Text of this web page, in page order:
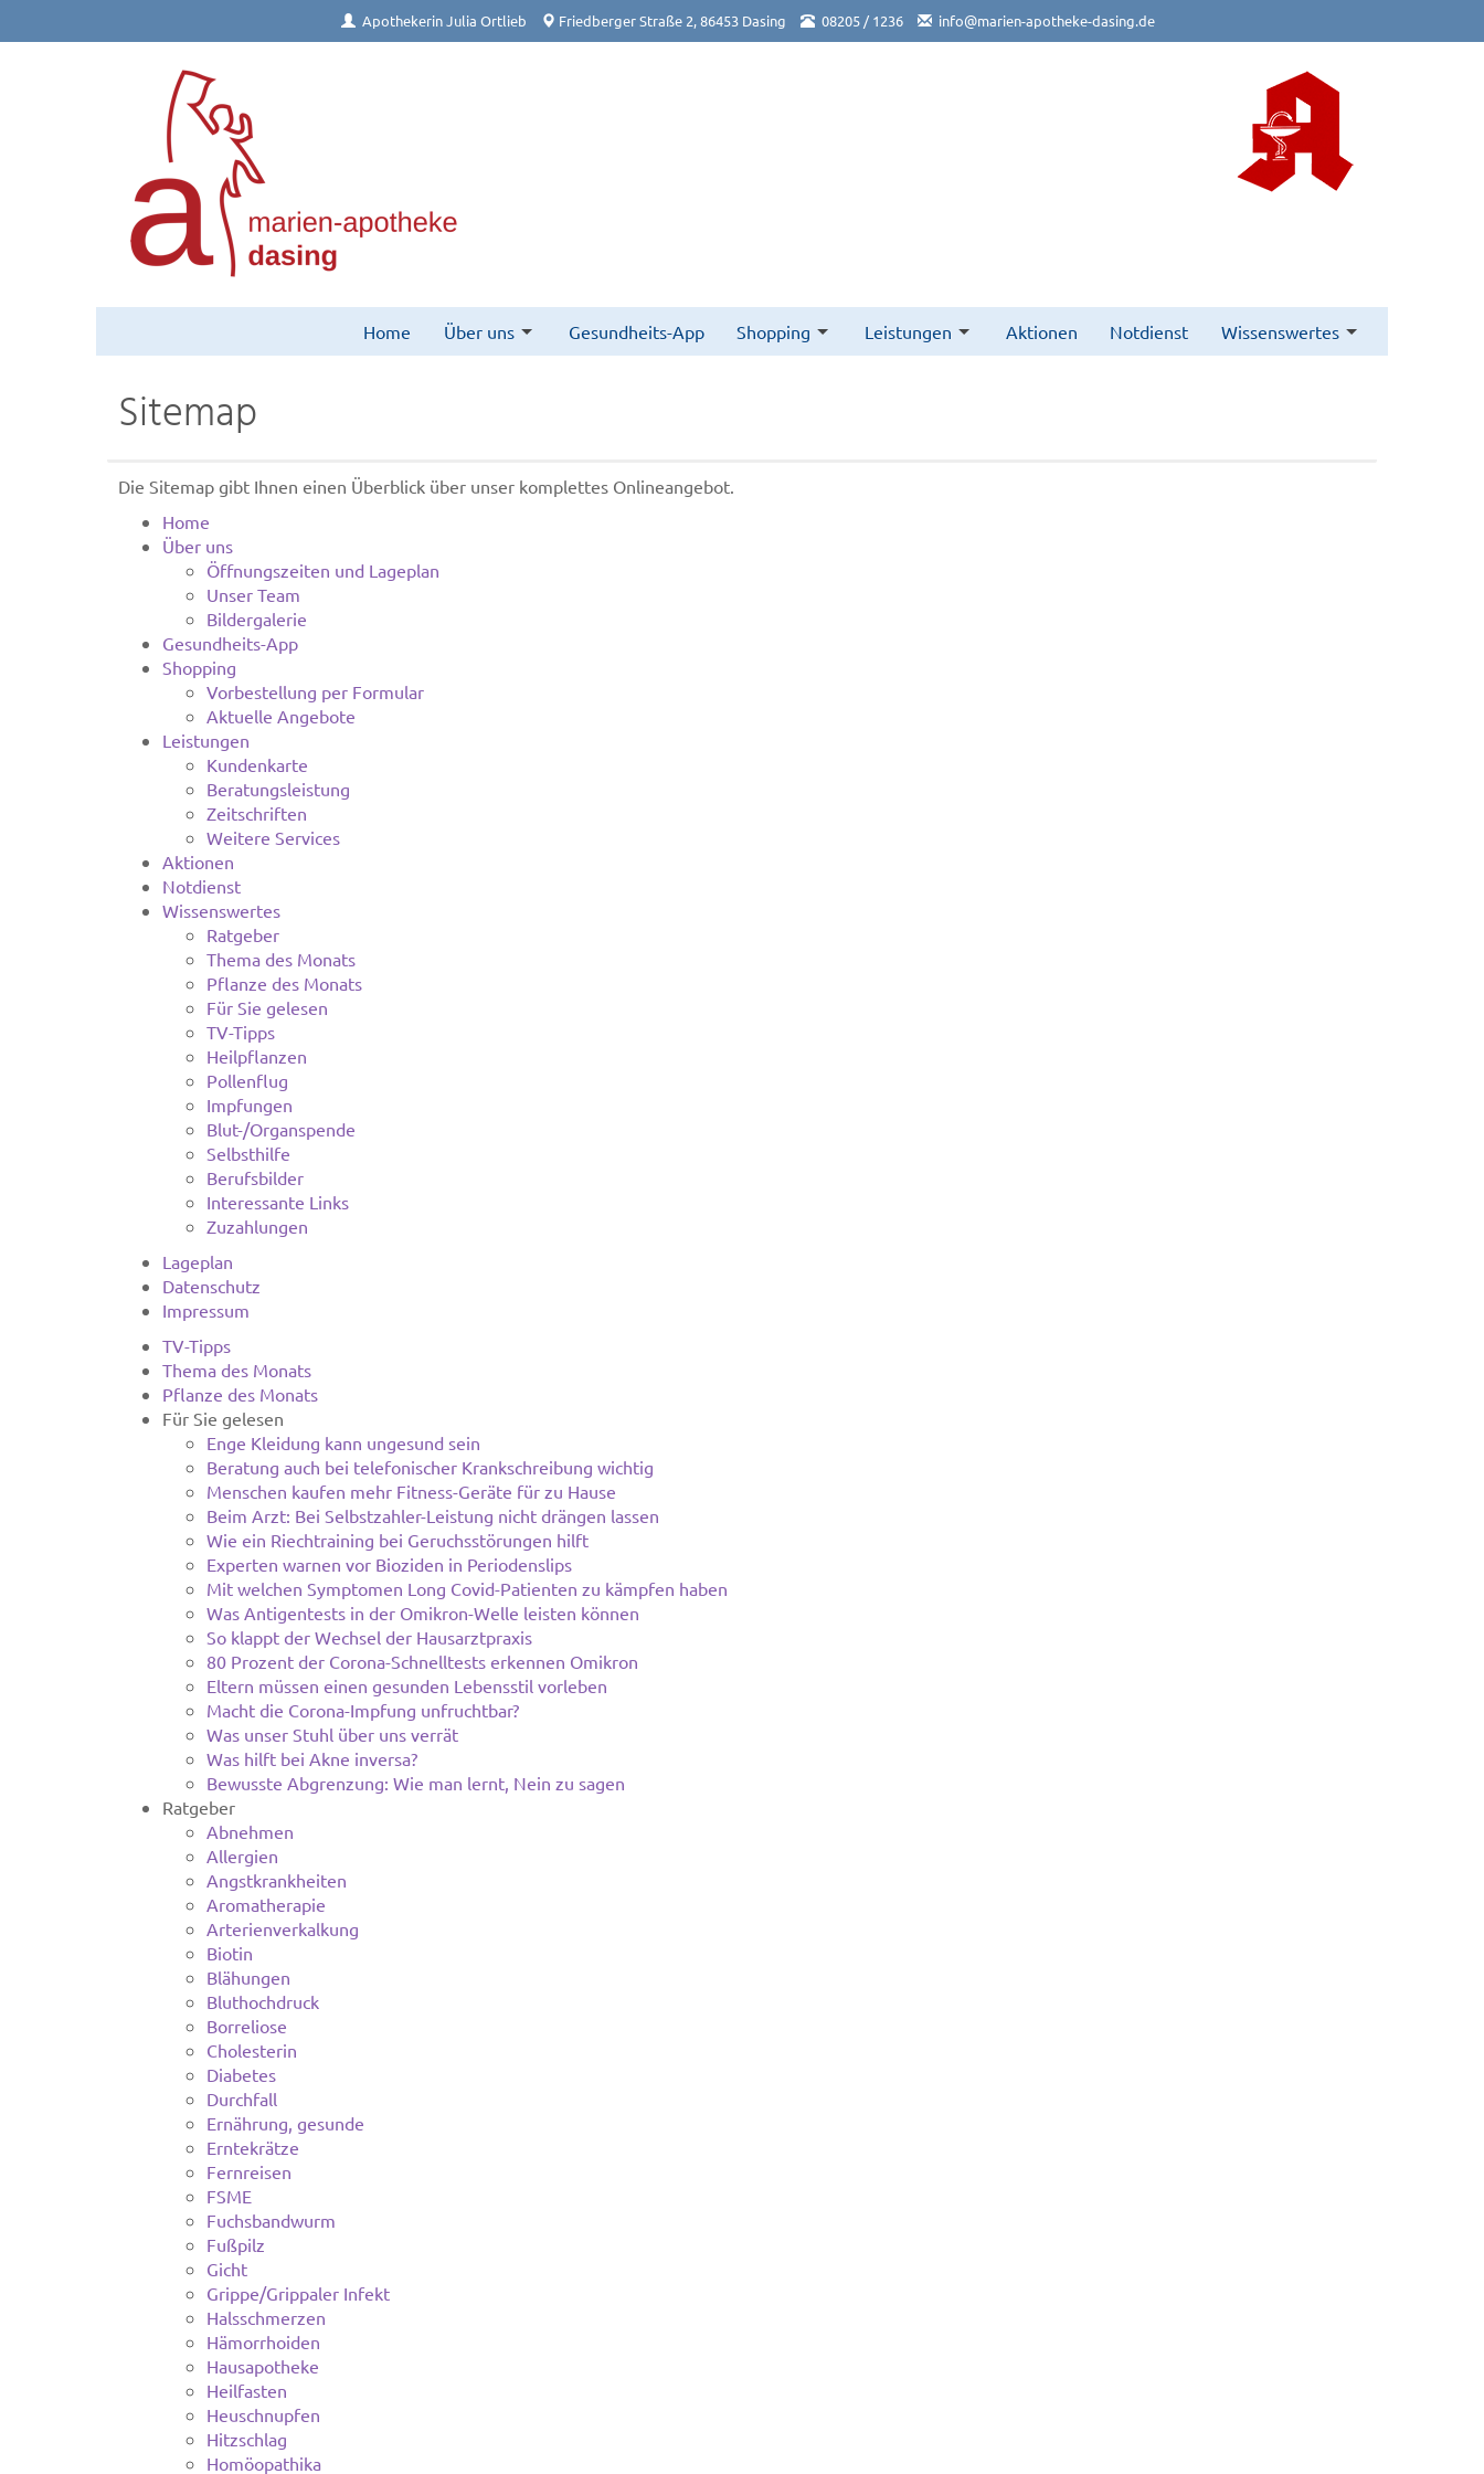
Apothekerin Julia Ortlieb Friedberger Straße 2, 86453 Dasing 08205 / 1236 info@marien-apotheke-dasing.de
Home Über uns Gesundheits-App Shopping Leistungen Aktionen Notdienst Wissenswertes
Sitemap
Die Sitemap gibt Ihnen einen Überblick über unser komplettes Onlineangebot.
Home
Über uns
Öffnungszeiten und Lageplan
Unser Team
Bildergalerie
Gesundheits-App
Shopping
Vorbestellung per Formular
Aktuelle Angebote
Leistungen
Kundenkarte
Beratungsleistung
Zeitschriften
Weitere Services
Aktionen
Notdienst
Wissenswertes
Ratgeber
Thema des Monats
Pflanze des Monats
Für Sie gelesen
TV-Tipps
Heilpflanzen
Pollenflug
Impfungen
Blut-/Organspende
Selbsthilfe
Berufsbilder
Interessante Links
Zuzahlungen
Lageplan
Datenschutz
Impressum
TV-Tipps
Thema des Monats
Pflanze des Monats
Für Sie gelesen
Enge Kleidung kann ungesund sein
Beratung auch bei telefonischer Krankschreibung wichtig
Menschen kaufen mehr Fitness-Geräte für zu Hause
Beim Arzt: Bei Selbstzahler-Leistung nicht drängen lassen
Wie ein Riechtraining bei Geruchsstörungen hilft
Experten warnen vor Bioziden in Periodenslips
Mit welchen Symptomen Long Covid-Patienten zu kämpfen haben
Was Antigentests in der Omikron-Welle leisten können
So klappt der Wechsel der Hausarztpraxis
80 Prozent der Corona-Schnelltests erkennen Omikron
Eltern müssen einen gesunden Lebensstil vorleben
Macht die Corona-Impfung unfruchtbar?
Was unser Stuhl über uns verrät
Was hilft bei Akne inversa?
Bewusste Abgrenzung: Wie man lernt, Nein zu sagen
Ratgeber
Abnehmen
Allergien
Angstkrankheiten
Aromatherapie
Arterienverkalkung
Biotin
Blähungen
Bluthochdruck
Borreliose
Cholesterin
Diabetes
Durchfall
Ernährung, gesunde
Erntekrätze
Fernreisen
FSME
Fuchsbandwurm
Fußpilz
Gicht
Grippe/Grippaler Infekt
Halsschmerzen
Hämorrhoiden
Hausapotheke
Heilfasten
Heuschnupfen
Hitzschlag
Homöopathika